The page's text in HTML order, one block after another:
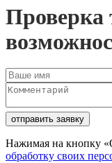
Проверка
отправить заявку
Нажимая на кнопку
обработку своих